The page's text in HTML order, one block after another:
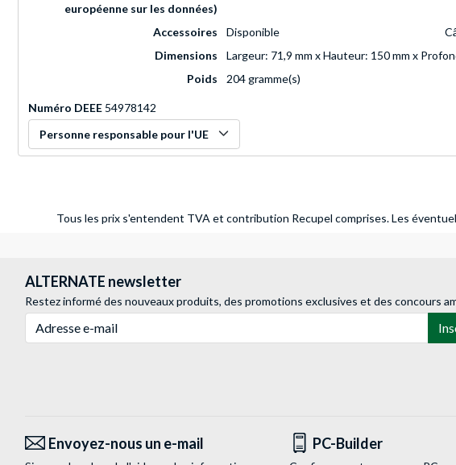
européenne sur les données)
Accessoires Disponible
Dimensions
Largeur: 71,9 mm x Hauteur: 150 mm x
Poids
204 gramme(s)
Numéro DEEE 54978142
Personne responsable pour l'UE
Tous les prix s'entendent TVA et contribution Recupel comprises. Les
ALTERNATE newsletter
Restez informé des nouveaux produits, des promotions exclusives et des concours
Envoyez-nous un e-mail PC-Builder